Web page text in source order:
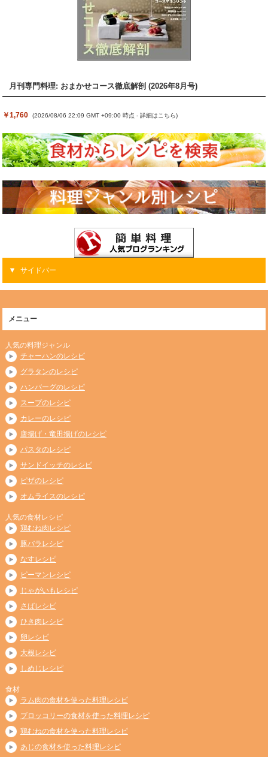
月刊専門料理: おまかせコース徹底解剖 (2026年8月号)
￥1,760 (2026/08/06 22:09 GMT +09:00 時点 - 詳細はこちら)
サイドバー
メニュー
人気の料理ジャンル
チャーハンのレシピ
グラタンのレシピ
ハンバーグのレシピ
スープのレシピ
カレーのレシピ
唐揚げ・竜田揚げのレシピ
パスタのレシピ
サンドイッチのレシピ
ピザのレシピ
オムライスのレシピ
人気の食材レシピ
鶏むね肉レシピ
豚バラレシピ
なすレシピ
ピーマンレシピ
じゃがいもレシピ
さばレシピ
ひき肉レシピ
卵レシピ
大根レシピ
しめじレシピ
食材
ラム肉の食材を使った料理レシピ
ブロッコリーの食材を使った料理レシピ
鶏むねの食材を使った料理レシピ
あじの食材を使った料理レシピ